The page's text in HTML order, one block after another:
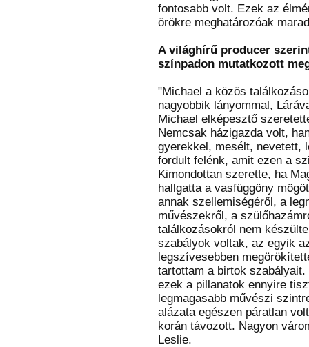
fontosabb volt. Ezek az
örökre meghatározóak
A világhírű producer
színpadon mutatkozott
"Michael a közös
nagyobbik lányommal,
Michael elképesztő
Nemcsak házigazda volt,
gyerekkel, mesélt, nevetett,
fordult felénk, amit ezen a
Kimondottan szerette, ha
hallgatta a vasfüggöny
annak szellemiségéről, a
művészekről, a
találkozásokról nem
szabályok voltak, az egyik
legszívesebben
tartottam a birtok szabályait.
ezek a pillanatok ennyire
legmagasabb művészi
alázata egészen páratlan
korán távozott. Nagyon
Leslie.